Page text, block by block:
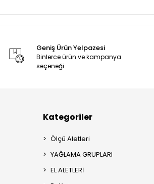
Geniş Ürün Yelpazesi
Binlerce ürün ve kampanya
seçeneği
Kategoriler
Ölçü Aletleri
YAĞLAMA GRUPLARI
EL ALETLERİ